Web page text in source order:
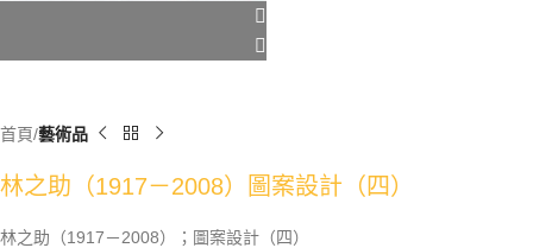
首頁 藝術品
林之助（1917－2008）圖案設計（四）
林之助（1917－2008）；圖案設計（四）